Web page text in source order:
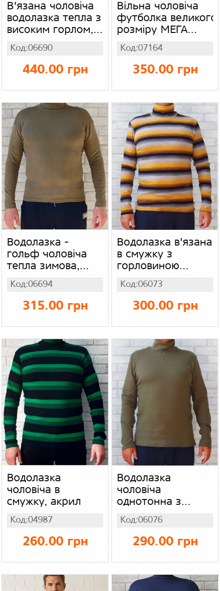
В'язана чоловіча
водолазка тепла з
високим горлом,
зелена в чорно-
білу смужку,
в'язаний акрил
Код:06690
440.00 грн
Вільна чоловіча
футболка великого
розміру МЕГА
батал,
трикотажна
чоловіча
футболка, колір
темно - сірий
меланж
Код:07164
350.00 грн
Водолазка -
гольф чоловіча
тепла зимова,
однотонна з
високим горлом
стрейч
начіс Туреччина
MR MAXX, колір
сірий
Код:06694
315.00 грн
Водолазка в'язана
в смужку з
горловиною
стійка (батал),
в'язка акрил
Код:06073
300.00 грн
Водолазка
чоловіча в
смужку, акрил
Код:04987
260.00 грн
Водолазка
чоловіча
однотонна з
горловиною
стійка колір хакі
(батал), в'язка
Код:06076
290.00 грн